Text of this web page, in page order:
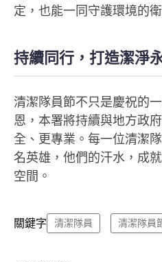
定，也能一同守護環境的
持續同行，打造潔淨
清潔隊員節不只是慶祝的
恩，本署將持續與地方政
全、更專業。每一位清潔
名英雄，他們的汗水，成
空間。
關鍵字 清潔隊員 清潔隊員